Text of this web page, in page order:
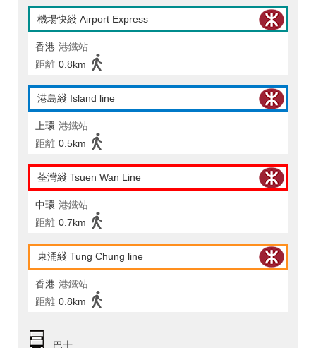
機場快綫 Airport Express
香港 港鐵站
距離 0.8km
港島綫 Island line
上環 港鐵站
距離 0.5km
荃灣綫 Tsuen Wan Line
中環 港鐵站
距離 0.7km
東涌綫 Tung Chung line
香港 港鐵站
距離 0.8km
巴士